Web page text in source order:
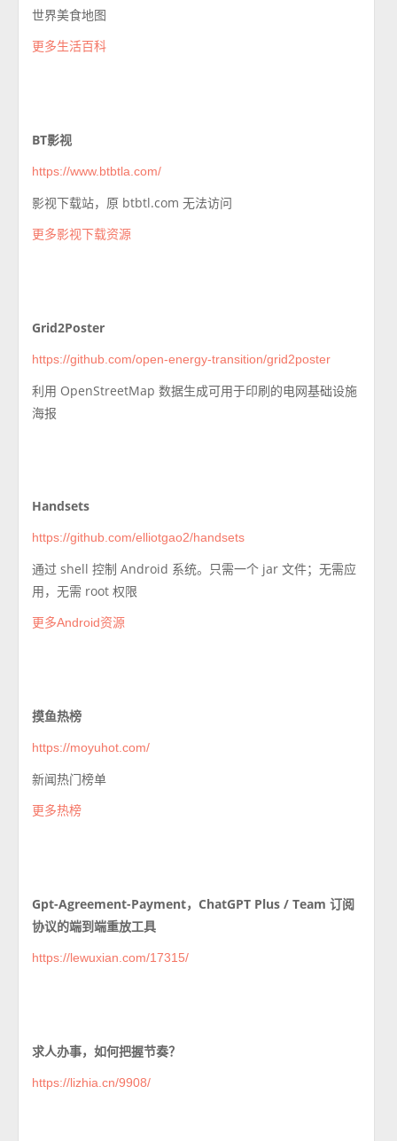
世界美食地图
更多生活百科
BT影视
https://www.btbtla.com/
影视下载站，原 btbtl.com 无法访问
更多影视下载资源
Grid2Poster
https://github.com/open-energy-transition/grid2poster
利用 OpenStreetMap 数据生成可用于印刷的电网基础设施
海报
Handsets
https://github.com/elliotgao2/handsets
通过 shell 控制 Android 系统。只需一个 jar 文件；无需应
用，无需 root 权限
更多Android资源
摸鱼热榜
https://moyuhot.com/
新闻热门榜单
更多热榜
Gpt-Agreement-Payment，ChatGPT Plus / Team 订阅
协议的端到端重放工具
https://lewuxian.com/17315/
求人办事，如何把握节奏？
https://lizhia.cn/9908/